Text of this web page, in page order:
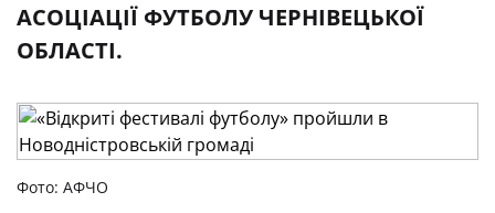
АСОЦІАЦІЇ ФУТБОЛУ ЧЕРНІВЕЦЬКОЇ
ОБЛАСТІ.
Фото: АФЧО